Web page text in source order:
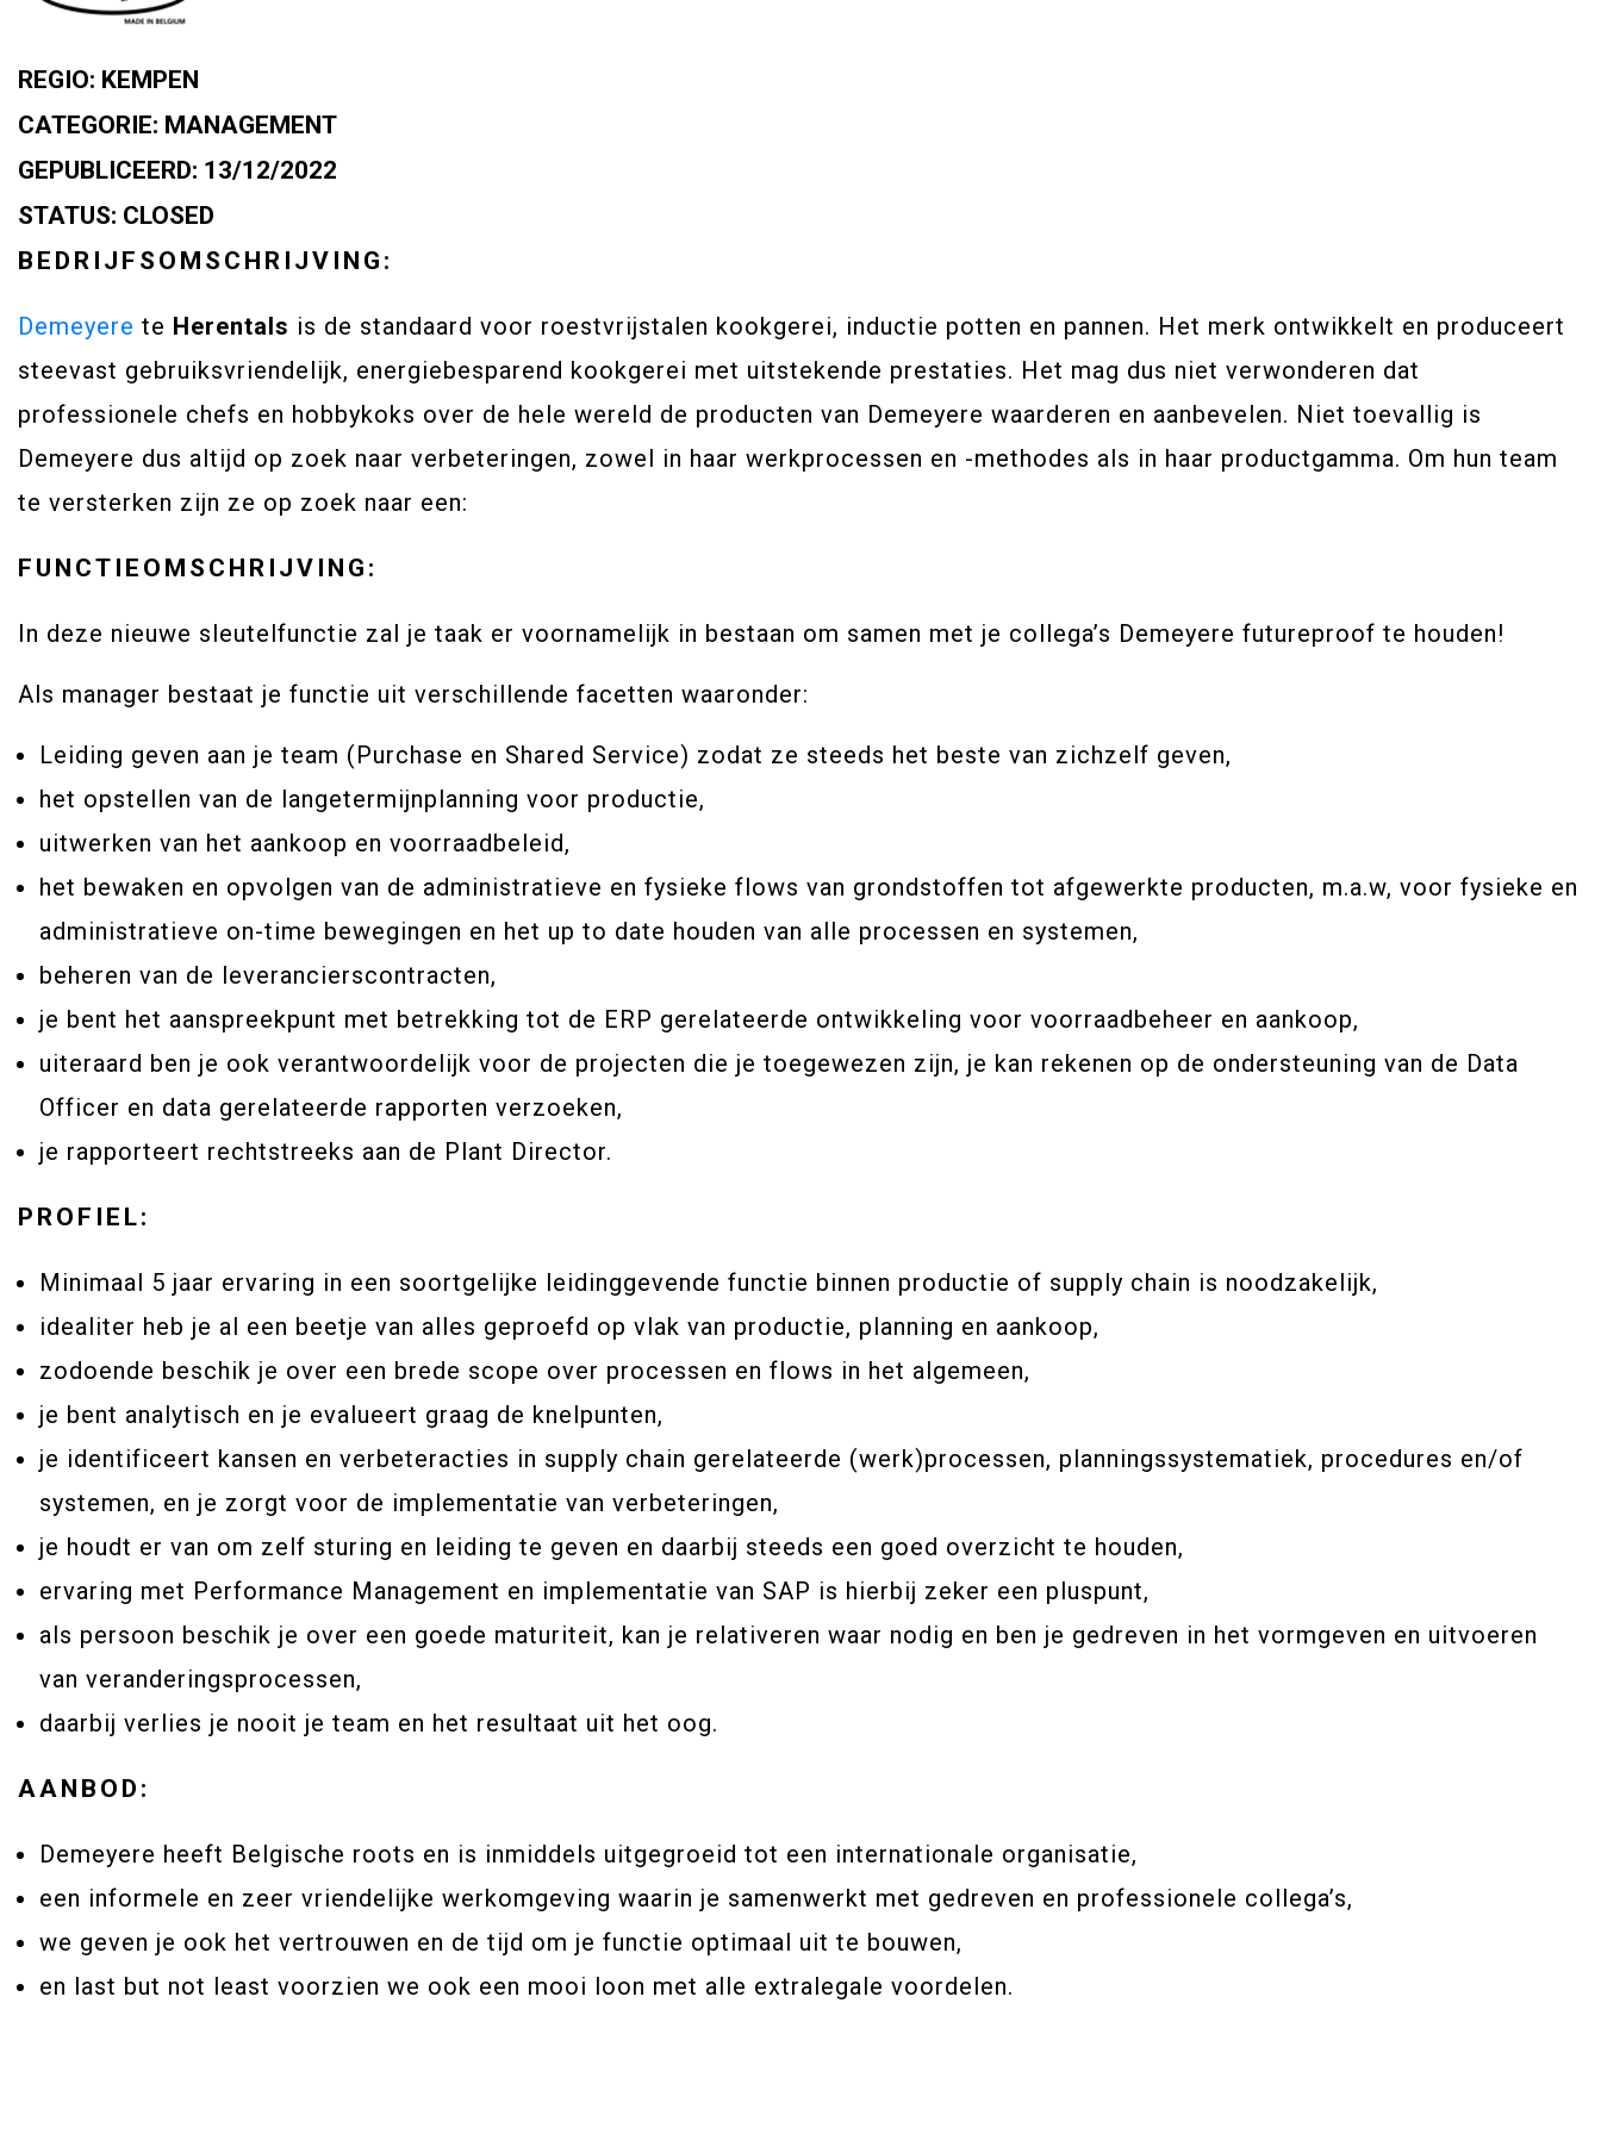
REGIO: KEMPEN
CATEGORIE: MANAGEMENT
GEPUBLICEERD: 13/12/2022
STATUS: CLOSED
BEDRIJFSOMSCHRIJVING:
Demeyere te Herentals is de standaard voor roestvrijstalen kookgerei, inductie potten en pannen. Het merk ontwikkelt en produceert
steevast gebruiksvriendelijk, energiebesparend kookgerei met uitstekende prestaties. Het mag dus niet verwonderen dat
professionele chefs en hobbykoks over de hele wereld de producten van Demeyere waarderen en aanbevelen. Niet toevallig is
Demeyere dus altijd op zoek naar verbeteringen, zowel in haar werkprocessen en -methodes als in haar productgamma. Om hun team
te versterken zijn ze op zoek naar een:
FUNCTIEOMSCHRIJVING:
In deze nieuwe sleutelfunctie zal je taak er voornamelijk in bestaan om samen met je collega’s Demeyere futureproof te houden!
Als manager bestaat je functie uit verschillende facetten waaronder:
Leiding geven aan je team (Purchase en Shared Service) zodat ze steeds het beste van zichzelf geven,
het opstellen van de langetermijnplanning voor productie,
uitwerken van het aankoop en voorraadbeleid,
het bewaken en opvolgen van de administratieve en fysieke flows van grondstoffen tot afgewerkte producten, m.a.w, voor fysieke en
administratieve on-time bewegingen en het up to date houden van alle processen en systemen,
beheren van de leverancierscontracten,
je bent het aanspreekpunt met betrekking tot de ERP gerelateerde ontwikkeling voor voorraadbeheer en aankoop,
uiteraard ben je ook verantwoordelijk voor de projecten die je toegewezen zijn, je kan rekenen op de ondersteuning van de Data
Officer en data gerelateerde rapporten verzoeken,
je rapporteert rechtstreeks aan de Plant Director.
PROFIEL:
Minimaal 5 jaar ervaring in een soortgelijke leidinggevende functie binnen productie of supply chain is noodzakelijk,
idealiter heb je al een beetje van alles geproefd op vlak van productie, planning en aankoop,
zodoende beschik je over een brede scope over processen en flows in het algemeen,
je bent analytisch en je evalueert graag de knelpunten,
je identificeert kansen en verbeteracties in supply chain gerelateerde (werk)processen, planningssystematiek, procedures en/of
systemen, en je zorgt voor de implementatie van verbeteringen,
je houdt er van om zelf sturing en leiding te geven en daarbij steeds een goed overzicht te houden,
ervaring met Performance Management en implementatie van SAP is hierbij zeker een pluspunt,
als persoon beschik je over een goede maturiteit, kan je relativeren waar nodig en ben je gedreven in het vormgeven en uitvoeren
van veranderingsprocessen,
daarbij verlies je nooit je team en het resultaat uit het oog.
AANBOD:
Demeyere heeft Belgische roots en is inmiddels uitgegroeid tot een internationale organisatie,
een informele en zeer vriendelijke werkomgeving waarin je samenwerkt met gedreven en professionele collega’s,
we geven je ook het vertrouwen en de tijd om je functie optimaal uit te bouwen,
en last but not least voorzien we ook een mooi loon met alle extralegale voordelen.